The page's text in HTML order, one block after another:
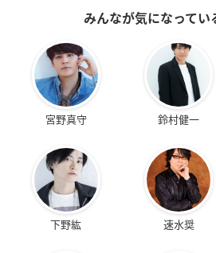
みんなが気になってい
宮野真守 鈴村健一
下野紘 速水奨